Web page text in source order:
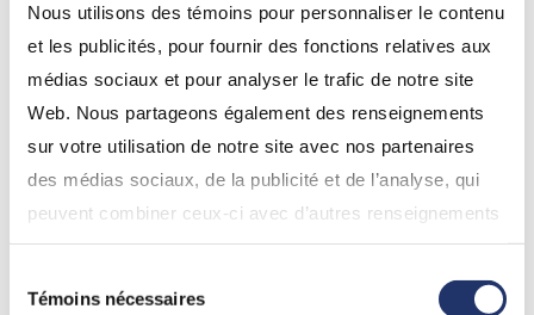
Nous utilisons des témoins pour personnaliser le contenu
et les publicités, pour fournir des fonctions relatives aux
médias sociaux et pour analyser le trafic de notre site
Web. Nous partageons également des renseignements
sur votre utilisation de notre site avec nos partenaires
des médias sociaux, de la publicité et de l’analyse, qui
peuvent combiner ceux-ci avec d’autres renseignements
que vous leur avez fournis ou qu’ils ont collectés lors de
votre utilisation de leurs services. En continuant d’utiliser
Témoins nécessaires
autonome. Dans le cas de Judith, les prestations de
retraite (d’État et d’un régime privé) et les
distributions de fonds communs de placement ne
contribuent pas à l’accumulation de droits de
cotisation au titre des REER pour l’année suivante,
mais les revenus nets de location (montant du loyer,
moins les dépenses admissibles) y contribuent,
gagné.